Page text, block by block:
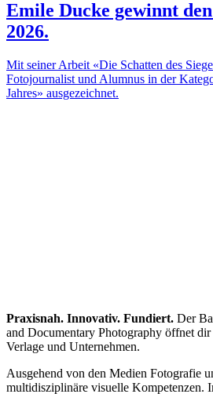
Emile Ducke gewinnt
2026.
Mit seiner Arbeit «Die Schatten des
Fotojournalist und Alumnus in der
Jahres» ausgezeichnet.
Praxisnah. Innovativ. Fundiert. Der
and Documentary Photography öffnet
Verlage und Unternehmen.
Ausgehend von den Medien Fotografie
multidisziplinäre visuelle Kompetenzen.